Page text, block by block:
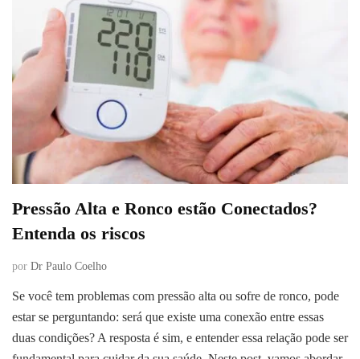
Pressão Alta e Ronco estão Conectados?
Entenda os riscos
por Dr Paulo Coelho
Se você tem problemas com pressão alta ou sofre de ronco, pode
estar se perguntando: será que existe uma conexão entre essas
duas condições? A resposta é sim, e entender essa relação pode ser